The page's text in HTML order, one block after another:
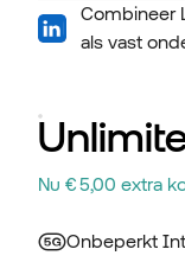
Combineer
als vast
Nu € 5,00 extra
Onbeperkt